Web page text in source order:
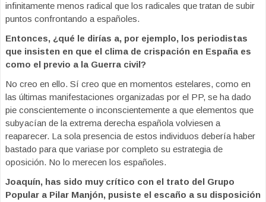
infinitamente menos radical que los radicales que tratan de subir
puntos confrontando a españoles.
Entonces, ¿qué le dirías a, por ejemplo, los periodistas
que insisten en que el clima de crispación en España es
como el previo a la Guerra civil?
No creo en ello. Sí creo que en momentos estelares, como en
las últimas manifestaciones organizadas por el PP, se ha dado
pie conscientemente o inconscientemente a que elementos que
subyacían de la extrema derecha española volviesen a
reaparecer. La sola presencia de estos individuos debería haber
bastado para que variase por completo su estrategia de
oposición. No lo merecen los españoles.
Joaquín, has sido muy crítico con el trato del Grupo
Popular a Pilar Manjón, pusiste el escaño a su disposición